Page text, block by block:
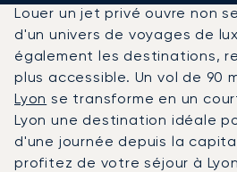
Louer un jet privé ouvre non
d'un univers de voyages de
également les destinations,
plus accessible. Un vol de 90
Lyon se transforme en un
Lyon une destination idéale
d'une journée depuis la
profitez de votre séjour à